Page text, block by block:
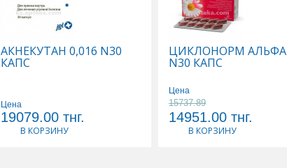
АКНЕКУТАН 0,016 N30
КАПС
Цена
19079.00 тнг.
В КОРЗИНУ
ЦИКЛОНОРМ АЛЬФА
N30 КАПС
Цена
15737.89
14951.00 тнг.
В КОРЗИНУ